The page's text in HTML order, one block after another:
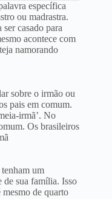
específica
ou madrastra.
casado para
acontece com
namorando
sobre o irmão ou
pais em comum.
irmã’. No
Os brasileiros
um
de sua família. Isso
de quarto